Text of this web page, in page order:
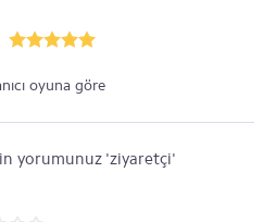
oyuna göre
yorumunuz 'ziyaretçi'